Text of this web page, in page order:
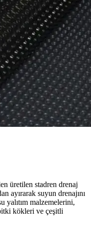
üretilen stadren drenaj
ayırarak suyun drenajını
yalıtım malzemelerini,
kökleri ve çeşitli